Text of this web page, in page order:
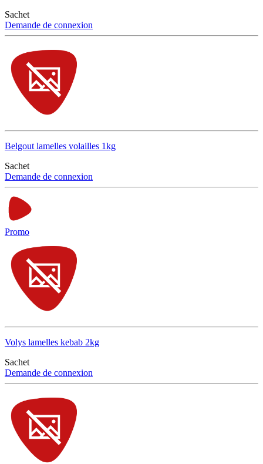
Sachet
Demande de connexion
Belgout lamelles volailles 1kg
Sachet
Demande de connexion
Promo
Volys lamelles kebab 2kg
Sachet
Demande de connexion